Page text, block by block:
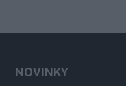
NOVINKY